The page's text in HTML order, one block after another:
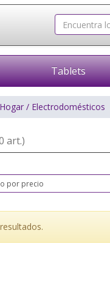
Tablets
Hogar / Electrodomésticos
art.)